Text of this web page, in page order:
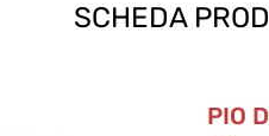
SCHEDA
PIO